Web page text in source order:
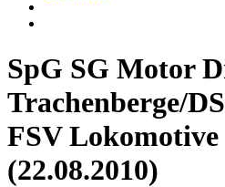
SpG SG Motor
Trachenberge/
FSV Lokomotive
(22.08.2010)